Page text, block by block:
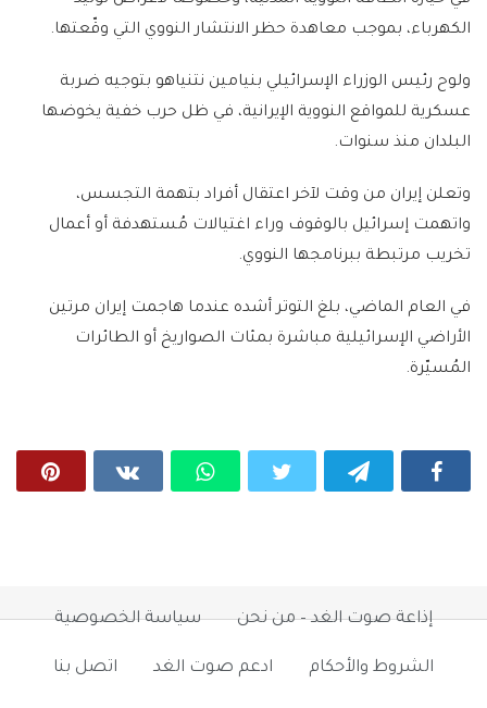
الكهرباء، بموجب معاهدة حظر الانتشار النووي التي وقّعتها.
ولوح رئيس الوزراء الإسرائيلي بنيامين نتنياهو بتوجيه ضربة
عسكرية للمواقع النووية الإيرانية، في ظل حرب خفية يخوضها
البلدان منذ سنوات.
وتعلن إيران من وقت لآخر اعتقال أفراد بتهمة التجسس،
واتهمت إسرائيل بالوقوف وراء اغتيالات مُستهدفة أو أعمال
تخريب مرتبطة ببرنامجها النووي.
في العام الماضي، بلغ التوتر أشده عندما هاجمت إيران مرتين
الأراضي الإسرائيلية مباشرة بمئات الصواريخ أو الطائرات
المُسيّرة.
إذاعة صوت الغد – من نحن سياسة الخصوصية
الشروط والأحكام ادعم صوت الغد اتصل بنا